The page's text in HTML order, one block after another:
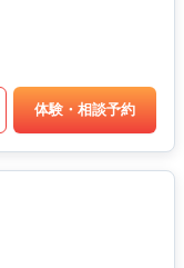
体験・相談予約